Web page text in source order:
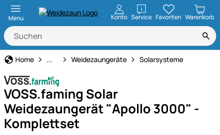
Menu Konto ServiceöffnenFavoriten Warenkorb
Home Weidezaun
... Weidezaungeräte Solarsysteme
VOSS.faming Solar
Weidezaungerät "Apollo 3000" -
Komplettset